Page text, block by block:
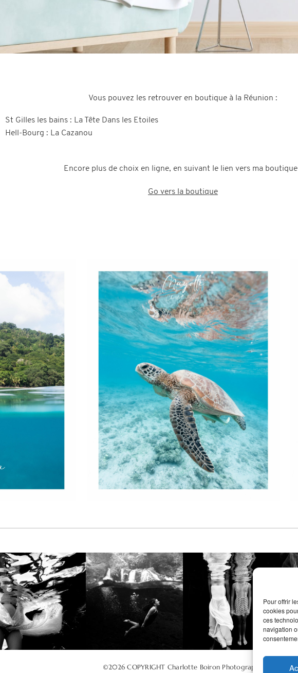
Pour offrir
cookies
ces
navigation
Vous pouvez les retrouver en boutique à la Réunion :
St Gilles les bains : La Tête Dans les Etoiles
Hell-Bourg : La Cazanou
Encore plus de choix en ligne, en suivant le lien vers ma
Go vers la boutique
©2026 COPYRIGHT Charlotte Boiron Photography